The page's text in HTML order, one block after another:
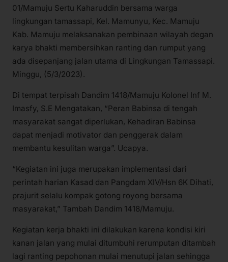
01/Mamuju Sertu Kaharuddin bersama warga
lingkungan tamassapi, Kel. Mamunyu, Kec. Mamuju
Kab. Mamuju melaksanakan pembinaan wilayah degan
karya bhakti membersihkan ranting dan rumput yang
ada disepanjang jalan utama di Lingkungan Tamassapi.
Minggu, (5/3/2023).
Di tempat terpisah Dandim 1418/Mamuju Kolonel Inf M.
Imasfy, S.E Mengatakan, “Peran Babinsa di tengah
masyarakat sangat diperlukan, Kehadiran Babinsa
dapat menjadi motivator dan penggerak dalam
membantu kesulitan warga”. Ucapya.
“Kegiatan ini juga merupakan implementasi dari
perintah harian Kasad dan Pangdam XIV/Hsn 6K Dihati,
prajurit selalu kompak gotong royong bersama
masyarakat,” Tambah Dandim 1418/Mamuju.
Kegiatan kerja bhakti ini dilakukan karena kondisi kiri
kanan jalan yang mulai ditumbuhi rerumputan ditambah
lagi ranting pepohonan mulai menutupi jalan sehingga